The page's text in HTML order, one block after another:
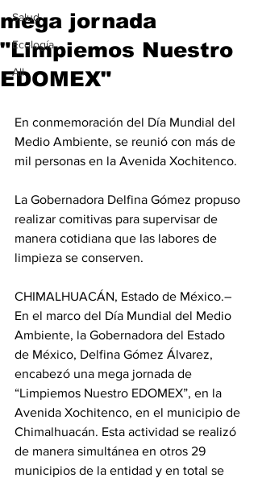
Salud
Ecología
All
mega jornada
"Limpiemos Nuestro
EDOMEX"
En conmemoración del Día Mundial del
Medio Ambiente, se reunió con más de
mil personas en la Avenida Xochitenco.
La Gobernadora Delfina Gómez propuso
realizar comitivas para supervisar de
manera cotidiana que las labores de
limpieza se conserven.
CHIMALHUACÁN, Estado de México.–
En el marco del Día Mundial del Medio
Ambiente, la Gobernadora del Estado
de México, Delfina Gómez Álvarez,
encabezó una mega jornada de
“Limpiemos Nuestro EDOMEX”, en la
Avenida Xochitenco, en el municipio de
Chimalhuacán. Esta actividad se realizó
de manera simultánea en otros 29
municipios de la entidad y en total se